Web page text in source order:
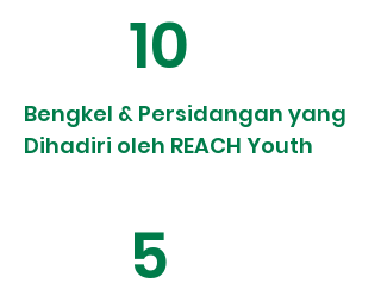
10
Bengkel & Persidangan yang
Dihadiri oleh REACH Youth
5